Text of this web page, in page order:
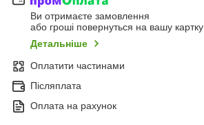
Ви отримаєте замовлення
або гроші повернуться на вашу картку
Детальніше
Оплатити частинами
Післяплата
Оплата на рахунок